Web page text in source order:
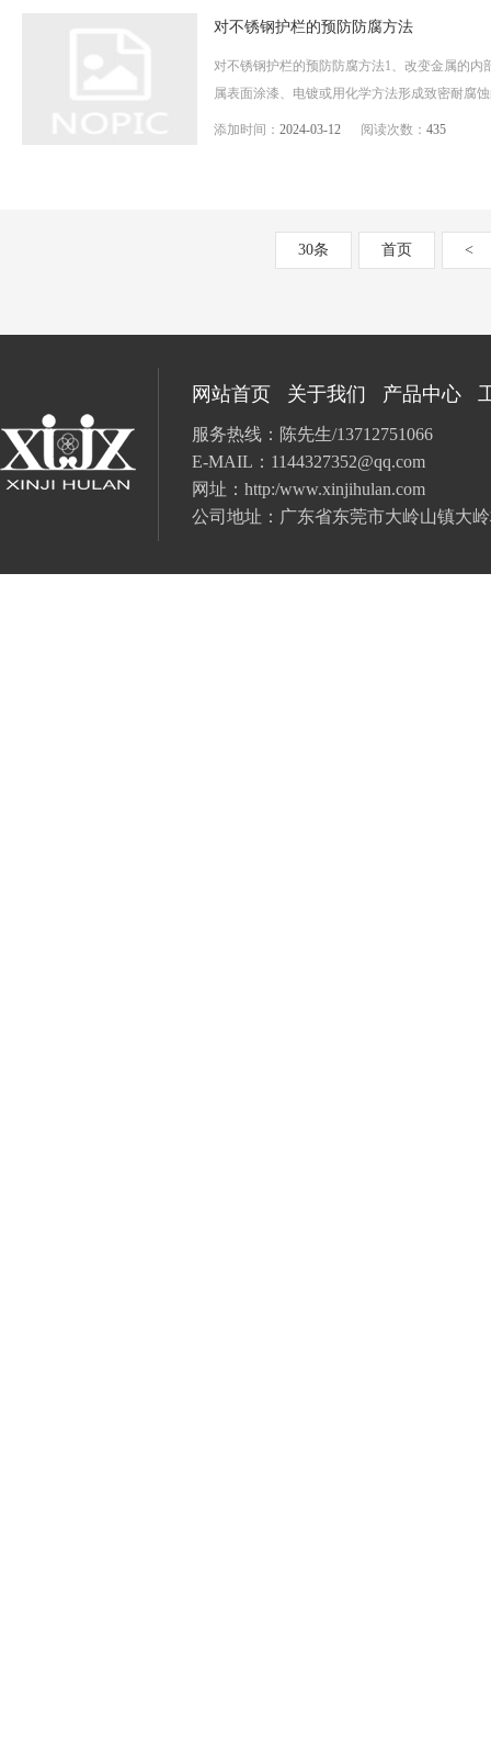
对不锈钢护栏的预防防腐方法
对不锈钢护栏的预防防腐方法1、改变金属的
属表面涂漆、电镀或用化学方法形成致密耐腐
添加时间： 2024-03-12 阅读次数： 435
30条 首页 <
网站首页 关于我们 产品中心
服务热线：陈先生/13712751066
E-MAIL： 1144327352@qq.com
网址： http:/www.xinjihulan.com
公司地址：广东省东莞市大岭山镇大